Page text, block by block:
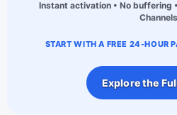
Instant activation • No buffering
Channels
START WITH A FREE 24-HOUR
Explore the